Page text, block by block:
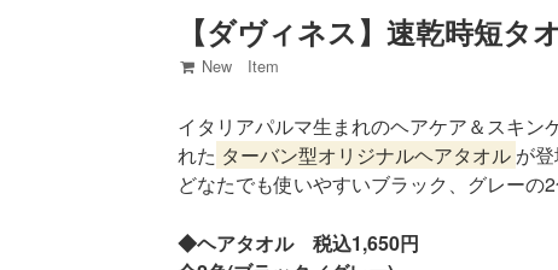
【ダヴィネス】速乾時短タ
New Item
イタリアパルマ生まれのヘアケア＆スキン
れた ターバン型オリジナルヘアタオル が登
どなたでも使いやすいブラック、グレーの
◆ヘアタオル 税込1,650円